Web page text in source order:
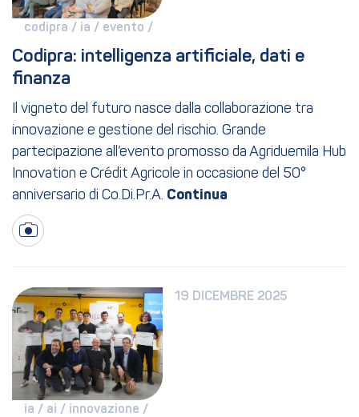
codipra / ia / evento /
Codipra: intelligenza artificiale, dati e
finanza
Il vigneto del futuro nasce dalla collaborazione tra
innovazione e gestione del rischio. Grande
partecipazione all’evento promosso da Agriduemila Hub
Innovation e Crédit Agricole in occasione del 50°
anniversario di Co.Di.Pr.A.
19 DICEMBRE 2025
ia / ai / innovazione /